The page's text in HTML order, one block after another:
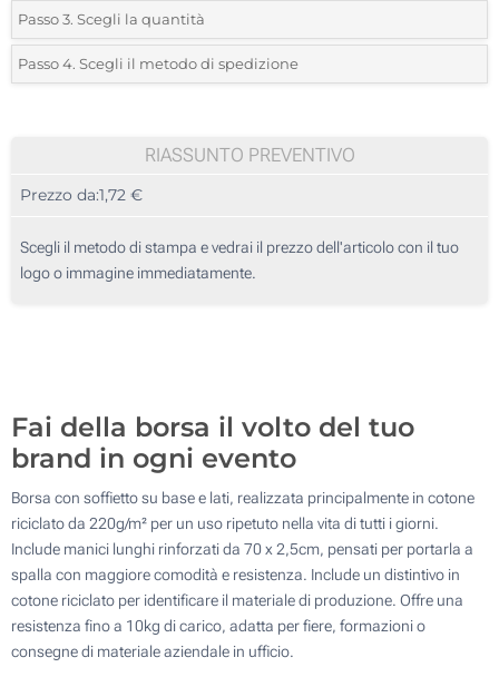
*Seleziona la posizione di stampa e il colore del vostro logo:
1 Colore (Su un lato)
3 Colori (Su un lato)
Transfer digitale full color (Su un lato)
Passo 3. Scegli la quantità
*Quantità desiderata:
80
200
400
Passo 4. Scegli il metodo di spedizione
RIASSUNTO PREVENTIVO
Prezzo da:1,72 €
Scegli il metodo di stampa e vedrai il prezzo dell'articolo con il tuo
logo o immagine immediatamente.
Fai della borsa il volto del tuo
brand in ogni evento
Borsa con soffietto su base e lati, realizzata principalmente in cotone
riciclato da 220g/m² per un uso ripetuto nella vita di tutti i giorni.
Include manici lunghi rinforzati da 70 x 2,5cm, pensati per portarla a
spalla con maggiore comodità e resistenza. Include un distintivo in
cotone riciclato per identificare il materiale di produzione. Offre una
resistenza fino a 10kg di carico, adatta per fiere, formazioni o
consegne di materiale aziendale in ufficio.